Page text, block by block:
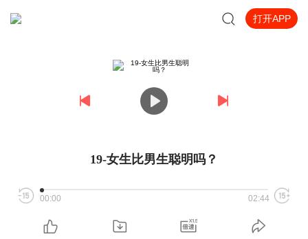
打开APP
19-女生比男生聪明吗？
00:00 02:44